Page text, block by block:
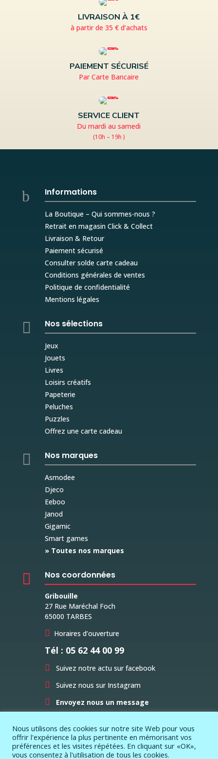
LIVRAISON À 1€
à partir de 35 € d’achats
PAIEMENT SÉCURISÉ
Par Carte Bancaire
SERVICE CLIENT
Du mardi au samedi
(10h – 19h )
b Informations
La Boutique – Qui sommes-nous ?
Retrait en magasin Click & Collect
Livraison & Retour
Paiement sécurisé
Consulter solde carte cadeau
Conditions générales de ventes
Politique de confidentialité
Mentions légales
 Nos sélections
Jeux
Jouets
Livres
Loisirs créatifs
Papeterie
Peluches
Puzzles
Offrez une carte cadeau
 Nos marques
Asmodee
Djeco
Eeboo
Janod
Gigamic
Smart games
» Toutes nos marques
 Nos coordonnées
Gribouille
27 Rue Maréchal Foch
65000 TARBES
 Horaires d’ouverture
Tél : 05 62 44 00 99
 Suivez notre actu sur facebook
 Suivez nous sur Instagram
 Envoyez nous un message
Nous utilisons des cookies sur notre site Web pour vous
offrir l'expérience la plus pertinente en mémorisant vos
préférences et les visites répétées. En cliquant sur «OK»,
vous consentez à l'utilisation de tous les cookies.